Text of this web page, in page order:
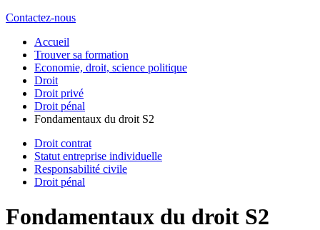
Contactez-nous
Accueil
Trouver sa formation
Economie, droit, science politique
Droit
Droit privé
Droit pénal
Fondamentaux du droit S2
Droit contrat
Statut entreprise individuelle
Responsabilité civile
Droit pénal
Fondamentaux du droit S2